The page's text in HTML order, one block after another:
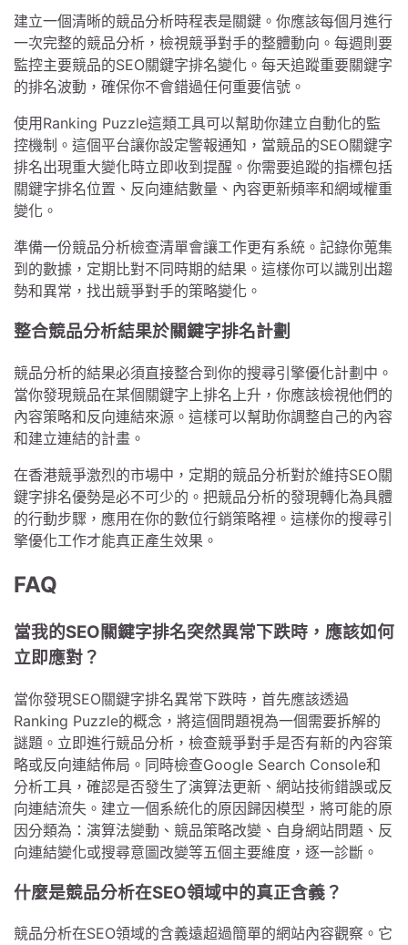
建立一個清晰的競品分析時程表是關鍵。你應該每個月進行
一次完整的競品分析，檢視競爭對手的整體動向。每週則要
監控主要競品的SEO關鍵字排名變化。每天追蹤重要關鍵字
的排名波動，確保你不會錯過任何重要信號。
使用Ranking Puzzle這類工具可以幫助你建立自動化的監
控機制。這個平台讓你設定警報通知，當競品的SEO關鍵字
排名出現重大變化時立即收到提醒。你需要追蹤的指標包括
關鍵字排名位置、反向連結數量、內容更新頻率和網域權重
變化。
準備一份競品分析檢查清單會讓工作更有系統。記錄你蒐集
到的數據，定期比對不同時期的結果。這樣你可以識別出趨
勢和異常，找出競爭對手的策略變化。
整合競品分析結果於關鍵字排名計劃
競品分析的結果必須直接整合到你的搜尋引擎優化計劃中。
當你發現競品在某個關鍵字上排名上升，你應該檢視他們的
內容策略和反向連結來源。這樣可以幫助你調整自己的內容
和建立連結的計畫。
在香港競爭激烈的市場中，定期的競品分析對於維持SEO關
鍵字排名優勢是必不可少的。把競品分析的發現轉化為具體
的行動步驟，應用在你的數位行銷策略裡。這樣你的搜尋引
擎優化工作才能真正產生效果。
FAQ
當我的SEO關鍵字排名突然異常下跌時，應該如何
立即應對？
當你發現SEO關鍵字排名異常下跌時，首先應該透過
Ranking Puzzle的概念，將這個問題視為一個需要拆解的
謎題。立即進行競品分析，檢查競爭對手是否有新的內容策
略或反向連結佈局。同時檢查Google Search Console和
分析工具，確認是否發生了演算法更新、網站技術錯誤或反
向連結流失。建立一個系統化的原因歸因模型，將可能的原
因分類為：演算法變動、競品策略改變、自身網站問題、反
向連結變化或搜尋意圖改變等五個主要維度，逐一診斷。
什麼是競品分析在SEO領域中的真正含義？
競品分析在SEO領域的含義遠超過簡單的網站內容觀察。它